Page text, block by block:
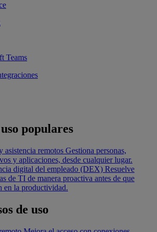
Teams
populares
asistencia remotos Gestiona personas,
y aplicaciones, desde cualquier lugar.
digital del empleado (DEX) Resuelve
de TI de manera proactiva antes de que
en la productividad.
de uso